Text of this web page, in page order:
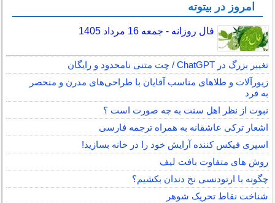
امروز در بیتوته
فال روزانه - جمعه 16 مرداد 1405
تغییر بزرگ در ChatGPT / چت متنی نامحدود و رایگان
زیورآلات و طلاهای مناسب آقایان با طراحی‌های مدرن و منحصر
به فرد
نبوت از نظر اهل سنت به چه صورت است ؟
اشعار ترکی عاشقانه به همراه ترجمه فارسی
اسپری فیکس کننده آرایش خود را در خانه بسازید!
روش های متفاوت بافت لیف
چگونه با ارتودنسی نخ دندان بکشیم؟
شناخت نقاط تحریک شوهر